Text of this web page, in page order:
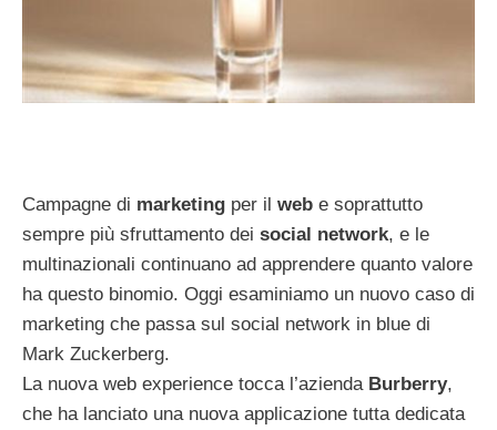
Campagne di marketing per il web e soprattutto
sempre più sfruttamento dei social network, e le
multinazionali continuano ad apprendere quanto valore
ha questo binomio. Oggi esaminiamo un nuovo caso di
marketing che passa sul social network in blue di
Mark Zuckerberg.
La nuova web experience tocca l’azienda Burberry,
che ha lanciato una nuova applicazione tutta dedicata